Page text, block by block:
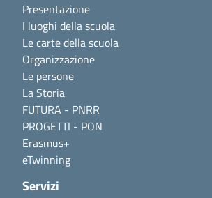
Presentazione
I luoghi della scuola
Le carte della scuola
Organizzazione
Le persone
La Storia
FUTURA - PNRR
PROGETTI - PON
Erasmus+
eTwinning
Servizi